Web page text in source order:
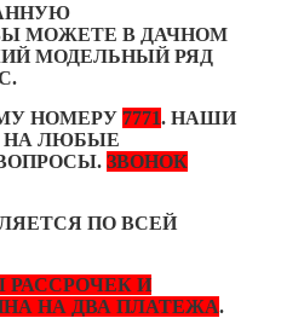
ВЫ МОЖЕТЕ В ДАЧНОМ
МОДЕЛЬНЫЙ РЯД
НОМЕРУ 7771. НАШИ
НА ЛЮБЫЕ
ЗВОНОК
ПО ВСЕЙ
РАССРОЧЕК И
НА ДВА ПЛАТЕЖА.